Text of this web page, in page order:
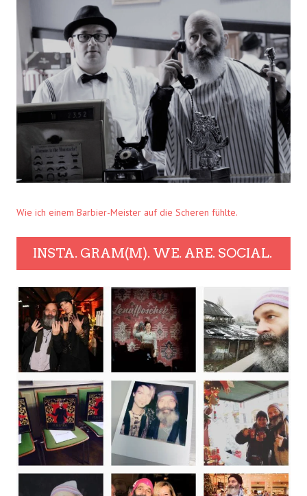
Wie ich einem Barbier-Meister auf die Scheren fühlte.
INSTA. GRAM(M). WE. ARE. SOCIAL.